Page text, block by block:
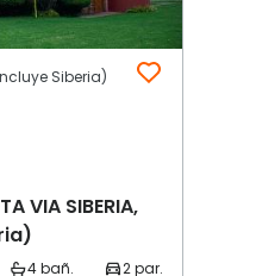
Siberia)
VIA SIBERIA,